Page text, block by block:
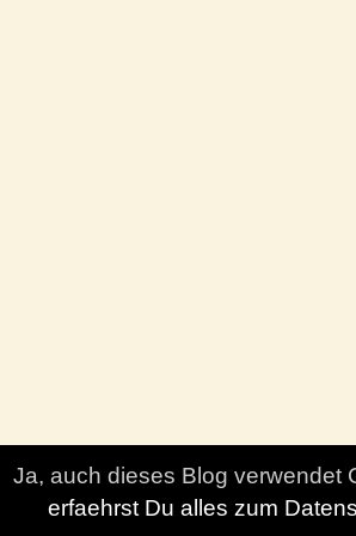
Ja, auch dieses Blog verwendet
erfaehrst Du alles zum